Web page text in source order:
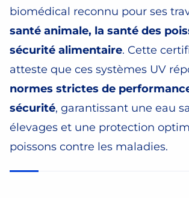
biomédical reconnu pour ses
santé animale, la santé des
sécurité alimentaire. Cette
atteste que ces systèmes UV
normes strictes de
sécurité, garantissant une eau
élevages et une protection
poissons contre les maladies.